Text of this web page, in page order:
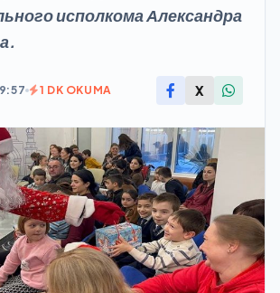
исполкома Александра
1 DK OKUMA X